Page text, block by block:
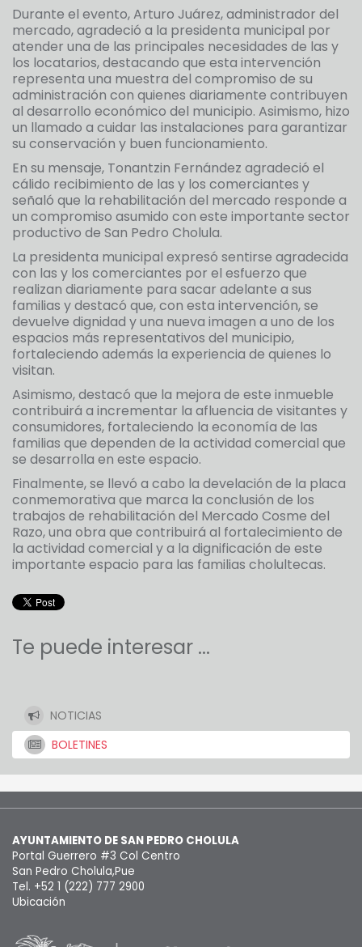
Durante el evento, Arturo Juárez, administrador del
mercado, agradeció a la presidenta municipal por
atender una de las principales necesidades de las y
los locatarios, destacando que esta intervención
representa una muestra del compromiso de su
administración con quienes diariamente contribuyen
al desarrollo económico del municipio. Asimismo, hizo
un llamado a cuidar las instalaciones para garantizar
su conservación y buen funcionamiento.
En su mensaje, Tonantzin Fernández agradeció el
cálido recibimiento de las y los comerciantes y
señaló que la rehabilitación del mercado responde a
un compromiso asumido con este importante sector
productivo de San Pedro Cholula.
La presidenta municipal expresó sentirse agradecida
con las y los comerciantes por el esfuerzo que
realizan diariamente para sacar adelante a sus
familias y destacó que, con esta intervención, se
devuelve dignidad y una nueva imagen a uno de los
espacios más representativos del municipio,
fortaleciendo además la experiencia de quienes lo
visitan.
Asimismo, destacó que la mejora de este inmueble
contribuirá a incrementar la afluencia de visitantes y
consumidores, fortaleciendo la economía de las
familias que dependen de la actividad comercial que
se desarrolla en este espacio.
Finalmente, se llevó a cabo la develación de la placa
conmemorativa que marca la conclusión de los
trabajos de rehabilitación del Mercado Cosme del
Razo, una obra que contribuirá al fortalecimiento de
la actividad comercial y a la dignificación de este
importante espacio para las familias cholultecas.
Te puede interesar ...
NOTICIAS
BOLETINES
AYUNTAMIENTO DE SAN PEDRO CHOLULA
Portal Guerrero #3 Col Centro
San Pedro Cholula,Pue
Tel. +52 1 (222) 777 2900
Ubicación